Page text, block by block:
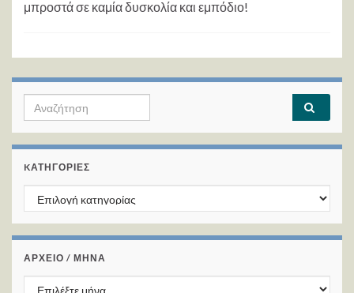
μπροστά σε καμία δυσκολία και εμπόδιο!
Search for:
KΑΤΗΓΟΡΊΕΣ
Kατηγορίες
ΑΡΧΕΙΟ / ΜΗΝΑ
ΑΡΧΕΙΟ / ΜΗΝΑ